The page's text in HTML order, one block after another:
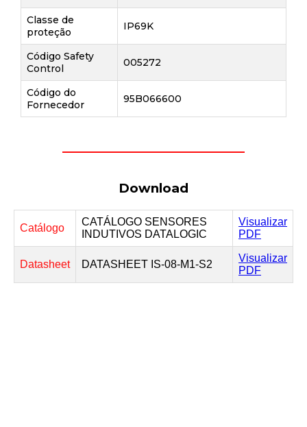
Classe de
proteção
IP69K
Código Safety
Control
005272
Código do
Fornecedor
95B066600
Download
Catálogo
CATÁLOGO SENSORES
INDUTIVOS DATALOGIC
Visualizar
PDF
Datasheet DATASHEET IS-08-M1-S2
Visualizar
PDF